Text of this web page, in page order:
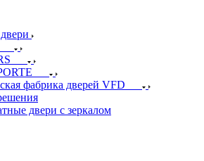
фабрика дверей VFD
двери c зеркалом